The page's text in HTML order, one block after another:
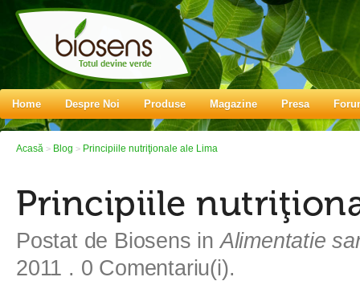
Home Despre Noi Produse Magazine Presa
Acasă > Blog > Principiile nutriţionale ale Lima
Principiile
Postat de Biosens inAlimentatie
2011 . 0 Comentariu(i).